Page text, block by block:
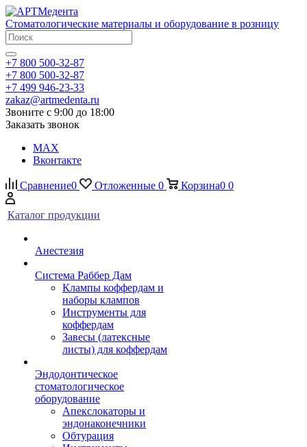
Стоматологические материалы и оборудование в розницу
+7 800 500-32-87
+7 800 500-32-87
+7 499 946-23-33
zakaz@artmedenta.ru
Звоните с 9:00 до 18:00
Заказать звонок
MAX
Вконтакте
Сравнение0 Отложенные 0 Корзина0 0
Каталог продукции
Анестезия
Система Раббер Дам
Клампы коффердам и
наборы клампов
Инструменты для
коффердам
Завесы (латексные
листы) для коффердам
Эндодонтическое
стоматологическое
оборудование
Апекслокаторы и
эндонаконечники
Обтурация